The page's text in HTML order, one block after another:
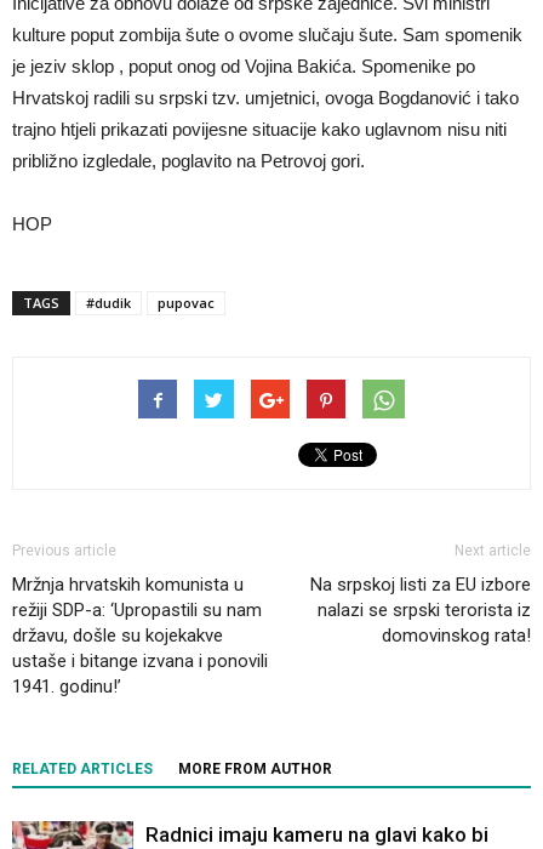
kulture poput zombija šute o ovome slučaju šute. Sam spomenik
je jeziv sklop , poput onog od Vojina Bakića. Spomenike po
Hrvatskoj radili su srpski tzv. umjetnici, ovoga Bogdanović i tako
trajno htjeli prikazati povijesne situacije kako uglavnom nisu niti
približno izgledale, poglavito na Petrovoj gori.
HOP
TAGS #dudik pupovac
Previous article
Mržnja hrvatskih komunista u
režiji SDP-a: ‘Upropastili su nam
državu, došle su kojekakve
ustaše i bitange izvana i ponovili
1941. godinu!’
Next article
Na srpskoj listi za EU izbore
nalazi se srpski terorista iz
domovinskog rata!
RELATED ARTICLES MORE FROM AUTHOR
Radnici imaju kameru na glavi kako bi